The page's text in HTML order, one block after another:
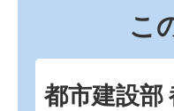
こ
都市建設部